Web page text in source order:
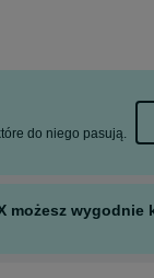
do niego pasują.